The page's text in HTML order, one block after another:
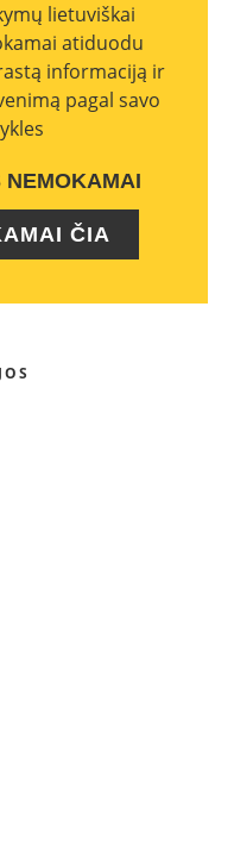
lietuviškai
atiduodu
informaciją ir
pagal savo
NEMOKAMAI
ČIA